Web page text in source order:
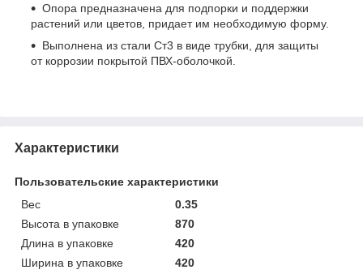
Опора предназначена для подпорки и поддержки
растений или цветов, придает им необходимую форму.
Выполнена из стали Ст3 в виде трубки, для защиты
от коррозии покрытой ПВХ-оболочкой.
Характеристики
Пользовательские характеристики
Вес
0.35
Высота в упаковке
870
Длина в упаковке
420
Ширина в упаковке
420